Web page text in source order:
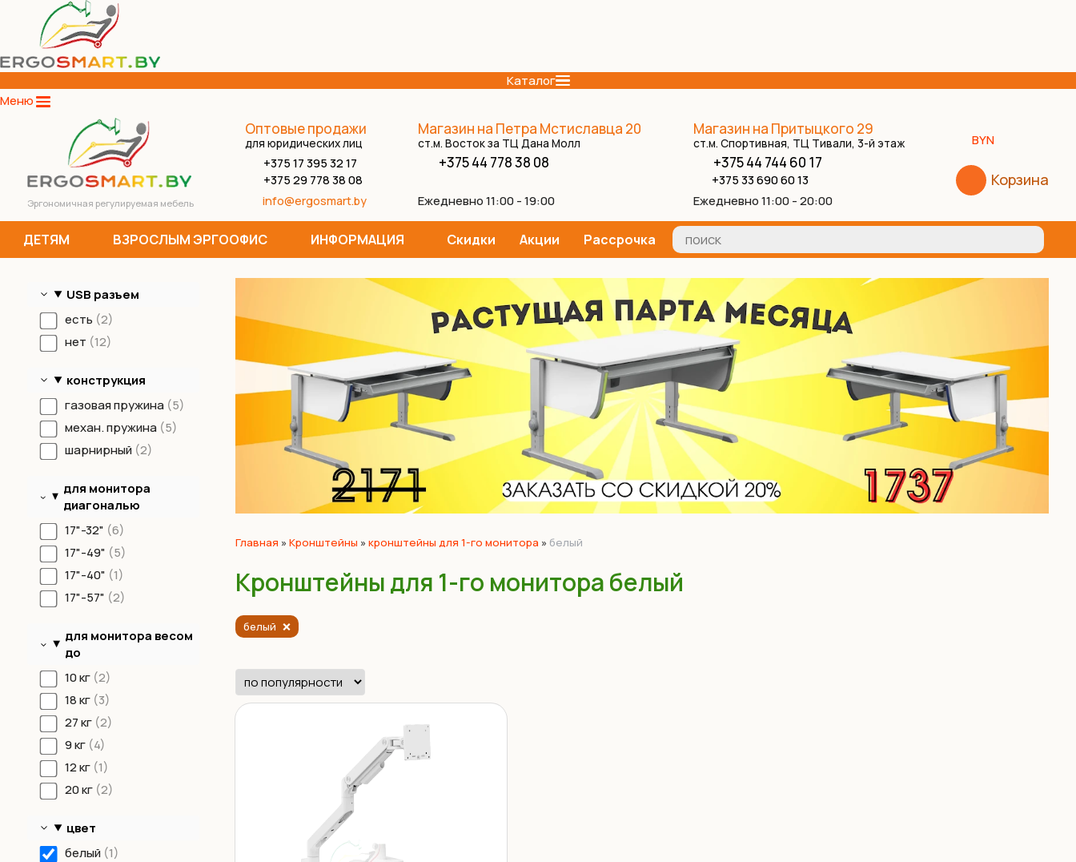
Каталог
Меню
Эргономичная регулируемая мебель
Оптовые продажи
для юридических лиц
+375 17 395 32 17
+375 29 778 38 08
info@ergosmart.by
Магазин на Петра Мстиславца 20
ст.м. Восток за ТЦ Дана Молл
+375 44 778 38 08
Ежедневно 11:00 - 19:00
Магазин на Притыцкого 29
ст.м. Спортивная, ТЦ Тивали, 3-й этаж
+375 44 744 60 17
+375 33 690 60 13
Ежедневно 11:00 - 20:00
BYN
Корзина
ДЕТЯМ ВЗРОСЛЫМ ЭРГООФИС ИНФОРМАЦИЯ Скидки Акции Рассрочка
USB разъем
есть 2
нет 12
конструкция
газовая пружина 5
механ. пружина 5
шарнирный 2
для монитора
диагональю
17"-32" 6
17"-49" 5
17"-40" 1
17"-57" 2
для монитора весом
до
10 кг 2
18 кг 3
27 кг 2
9 кг 4
12 кг 1
20 кг 2
цвет
белый 1
Главная » Кронштейны » кронштейны для 1-го монитора » белый
Кронштейны для 1-го монитора белый
белый